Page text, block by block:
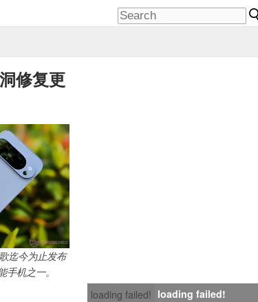
修复更
迄今为止发布
机之一。
loading failed! loading failed!